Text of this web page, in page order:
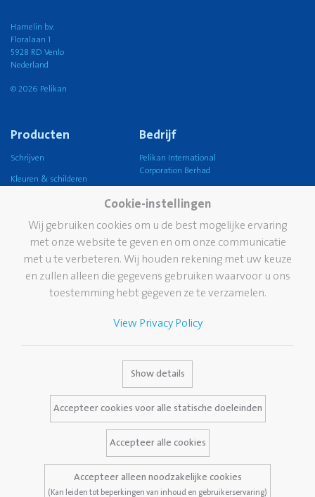
Hamelin b.v.
Floralaan 1
5928 RD Venlo
Nederland
© 2026 Pelikan
Producten
Schrijven
Kleuren & schilderen
Lijmen
Corrigeren en wissen
School
Bedrijf
Pelikan International
Corporation Berhad
Pelikan wereldwijd
Duurzaamheid
Pelikan TintenTurm
Het merk Pelikan
Dienstverlening
Media Database
Vaak gestelde vragen
Wettelijke kennisgeving
Privacybeleid
Voorwaarden en condities
Cookie-instellingen
Wij gebruiken cookies om u de best mogelijke ervaring
met onze website te geven en om onze communicatie
met u te verbeteren. Wij houden rekening met uw keuze
en zullen alleen die gegevens gebruiken waarvoor u ons
toestemming hebt gegeven ze te verzamelen.
View Privacy Policy
Show details
Accepteer cookies voor alle statische doeleinden
Accepteer alle cookies
Accepteer alleen noodzakelijke cookies
(Kan leiden tot beperkingen van inhoud en gebruikerservaring)